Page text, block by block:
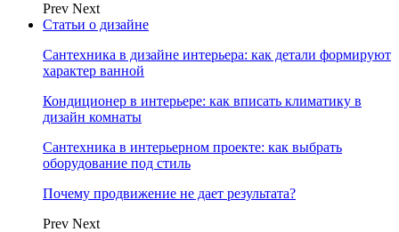
Prev Next
Статьи о дизайне
Сантехника в дизайне интерьера: как детали формируют
характер ванной
Кондиционер в интерьере: как вписать климатику в
дизайн комнаты
Сантехника в интерьерном проекте: как выбрать
оборудование под стиль
Почему продвижение не дает результата?
Prev Next